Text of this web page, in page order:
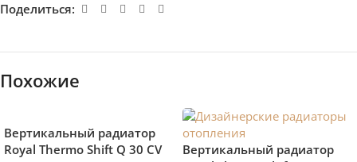
Поделиться:
Похожие
Вертикальный радиатор
Royal Thermo Shift Q 30 CV
Вертикальный радиатор